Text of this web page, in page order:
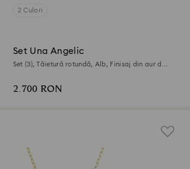
2 Culori
Set Una Angelic
Set (3), Tăietură rotundă, Alb, Finisaj din aur de
2.700 RON